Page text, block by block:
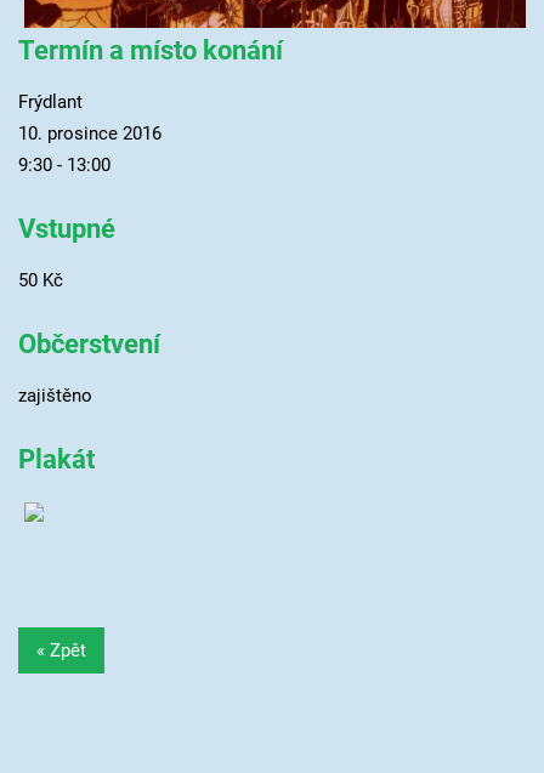
Termín a místo konání
Frýdlant
10. prosince 2016
9:30 - 13:00
Vstupné
50 Kč
Občerstvení
zajištěno
Plakát
« Zpět